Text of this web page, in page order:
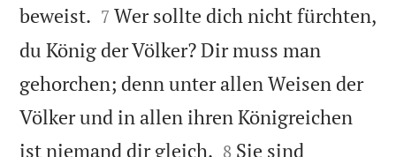
beweist. 

7 Wer sollte dich nicht fürchten,
du König der Völker? Dir muss man
gehorchen; denn unter allen Weisen der
Völker und in allen ihren Königreichen
ist niemand dir gleich. 

8 Sie sind